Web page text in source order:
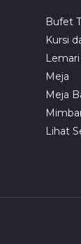
Bufet
Kursi
Lemari
Meja
Meja
Lihat